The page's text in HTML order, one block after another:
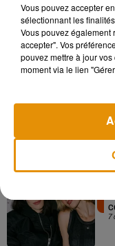
Musique
7
7
Vous pouvez accepter
sélectionnant les
Vous pouvez également
accepter". Vos
pouvez mettre à jour
moment via le lien